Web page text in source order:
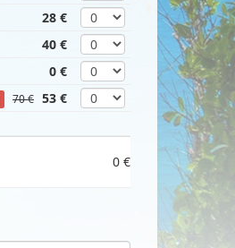
28 €
40 €
0 €
70 € 53 €
0 €